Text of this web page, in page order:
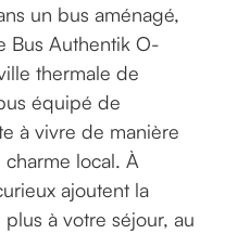
un bus aménagé,
Bus Authentik O-
thermale de
équipé de
à vivre de manière
local. À
ajoutent la
à votre séjour, au